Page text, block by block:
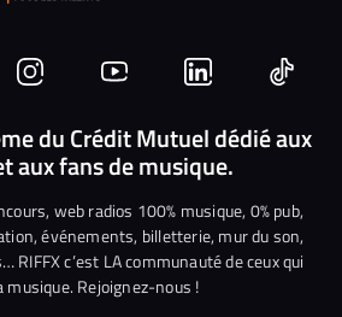
Nous
rejoindre
sur
Instagram
Nous
rejoindre
sur
YouTube
Nous
rejoindre
sur
Linkedin
Nous
du Crédit Mutuel dédié aux
aux fans de musique.
web radios 100% musique, 0% pub,
événements, billetterie, mur du son,
c’est LA communauté de ceux qui
Rejoignez-nous !